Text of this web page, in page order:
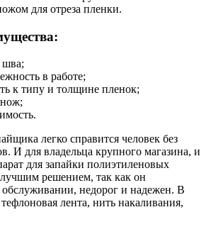
для отреза пленки.
шва;
в работе;
к типу и толщине пленок;
легко справится человек без
И для владельца крупного магазина, и
для запайки полиэтиленовых
лучшим решением, так как он
недорог и надежен. В
лента, нить накаливания,